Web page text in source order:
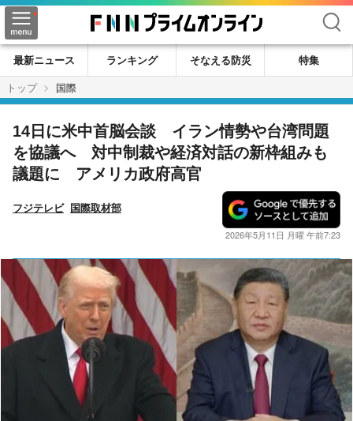
検索
最新ニュース ランキング そなえる防災
特集
トップ
国際
14日に米中首脳会談 イラン情勢や台湾問題
を協議へ 対中制裁や経済対話の新枠組みも
議題に アメリカ政府高官
フジテレビ 国際取材部
2026年5月11日 月曜 午前7:23